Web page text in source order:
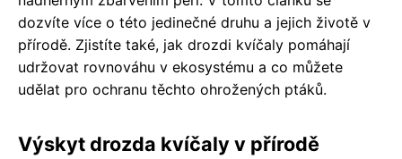
dozvíte více o této jedinečné druhu a jejich životě v
přírodě. Zjistíte také, jak drozdi kvíčaly pomáhají
udržovat rovnováhu v ekosystému a co můžete
udělat pro ochranu těchto ohrožených ptáků.
Výskyt drozda kvíčaly v přírodě